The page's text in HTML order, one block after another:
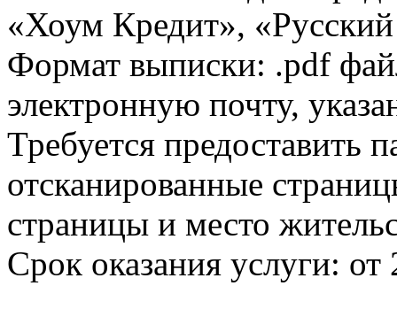
«Хоум Кредит»,
Формат выписки: .pdf
электронную почту,
Требуется предоставить
отсканированные
страницы и место
Срок оказания услуги: от